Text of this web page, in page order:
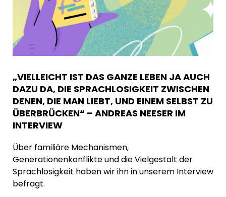
„VIELLEICHT IST DAS GANZE LEBEN JA AUCH
DAZU DA, DIE SPRACHLOSIGKEIT ZWISCHEN
DENEN, DIE MAN LIEBT, UND EINEM SELBST ZU
ÜBERBRÜCKEN“ – ANDREAS NEESER IM
INTERVIEW
Über familiäre Mechanismen,
Generationenkonflikte und die Vielgestalt der
Sprachlosigkeit haben wir ihn in unserem Interview
befragt.